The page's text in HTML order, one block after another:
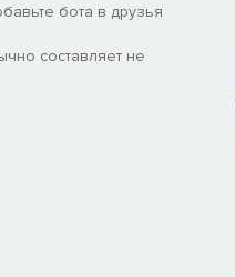
стены Глиняных
мире и
пронеситесь по
бота в друзья
составляет не